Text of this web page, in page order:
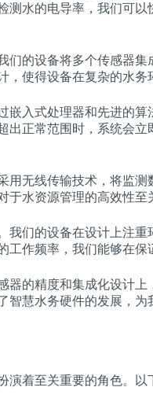
测水的电导率，我们可
们的设备将多个传感器
使得设备在复杂的水务
嵌入式处理器和先进的
正常范围时，系统会
用无线传输技术，将监
水资源管理的高效性至
们的设备在设计上注
作频率，我们能够在保
器的精度和集成化设计
智慧水务硬件的发展，
着至关重要的角色。以